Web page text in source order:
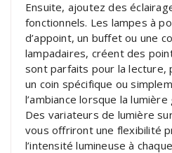
Ensuite, ajoutez des
fonctionnels. Les lampes à
d’appoint, un buffet ou une
lampadaires, créent des
sont parfaits pour la lecture,
un coin spécifique ou
l’ambiance lorsque la
Des variateurs de lumière
vous offriront une flexibilité
l’intensité lumineuse à